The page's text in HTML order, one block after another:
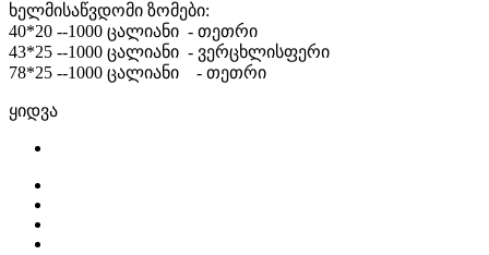
ხელმისაწვდომი ზომები:
40*20 --1000 ცალიანი - თეთრი
43*25 --1000 ცალიანი - ვერცხლისფერი
78*25 --1000 ცალიანი - თეთრი
ყიდვა